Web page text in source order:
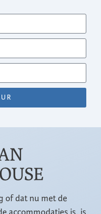
of dat nu met de